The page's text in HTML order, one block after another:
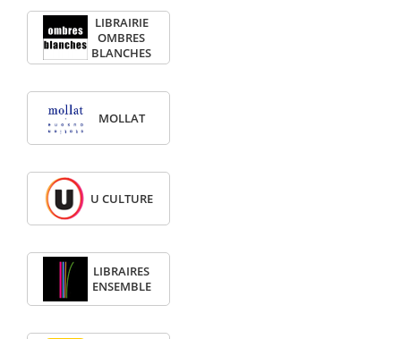
LIBRAIRIE
OMBRES
BLANCHES
MOLLAT
U CULTURE
LIBRAIRES
ENSEMBLE